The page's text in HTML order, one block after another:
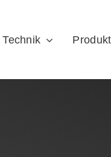
Technik